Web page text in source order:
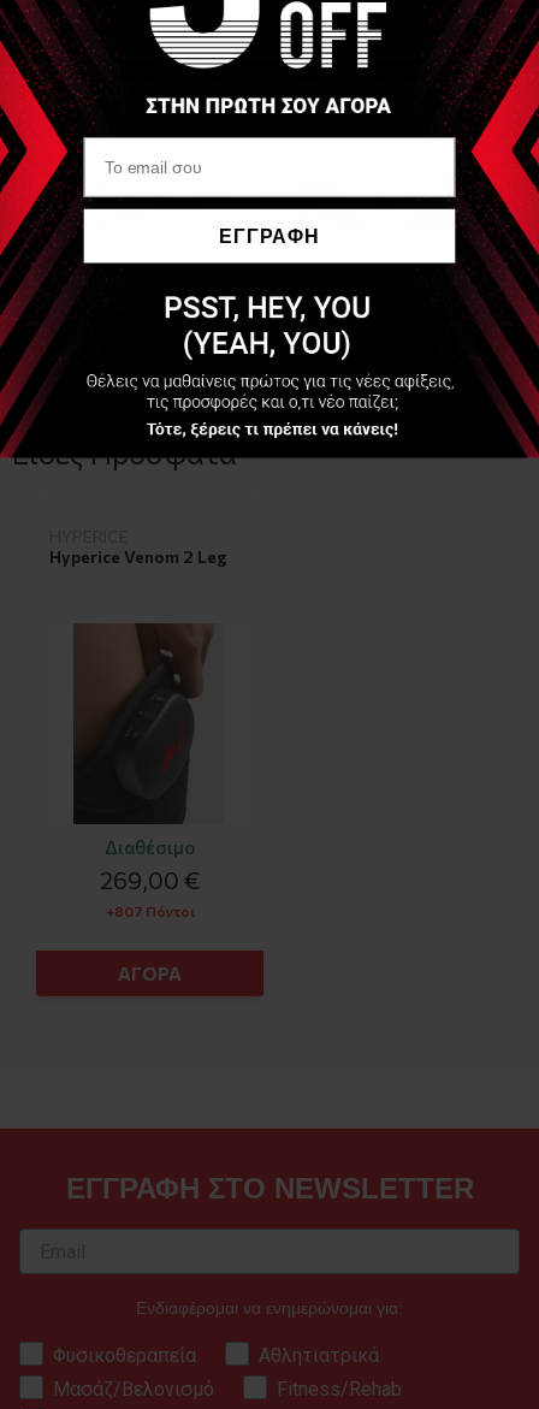
Βάρος 500γρ
Διαστάσεις 96,5 x 35,5 x 5 εκ
Διάρκεια ζωής μπαταρίας εώς και τρείς ώρες
Δόνηση τρία επίπεδα δόνησης
Bluetooth® Σύνδεση μέσω Bluetooth® με την
Hypericeεφαρμογή για εξατομικευμένο έλγχο
HyperHeat™ technology Level 1, 113F (45C) / Level 2, 122F
(50C) / Level 3, 131F (55C)
Υλικά Neoprene wrap + silicone surface
Εύκολο στο καθάρισμα
TSA approved
Approved by TSA για μεταφορά
Είδες Πρόσφατα
Hyperice Venom 2 Leg
Διαθέσιμο
269,00 €
+807 Πόντοι
ΑΓΟΡΑ
ΕΓΓΡΑΦΗ ΣΤΟ NEWSLETTER
Ενδιαφέρομαι να ενημερώνομαι για:
Φυσικοθεραπεία
Αθλητιατρικά
Μασάζ/Βελονισμό
Fitness/Rehab
ΕΓΓΡΑΦΗ